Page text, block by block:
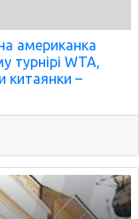
американка
турнірі WTA,
китаянки –